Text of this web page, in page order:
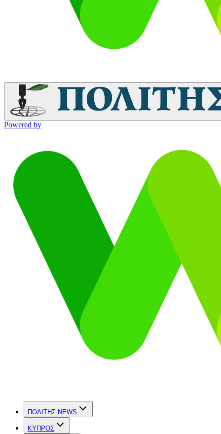
Powered by
ΠΟΛΙΤΗΣ NEWS
ΚΥΠΡΟΣ